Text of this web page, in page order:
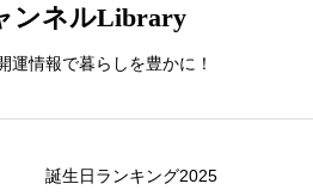
ンネルLibrary
運情報で暮らしを豊かに！
誕生日ランキング2025